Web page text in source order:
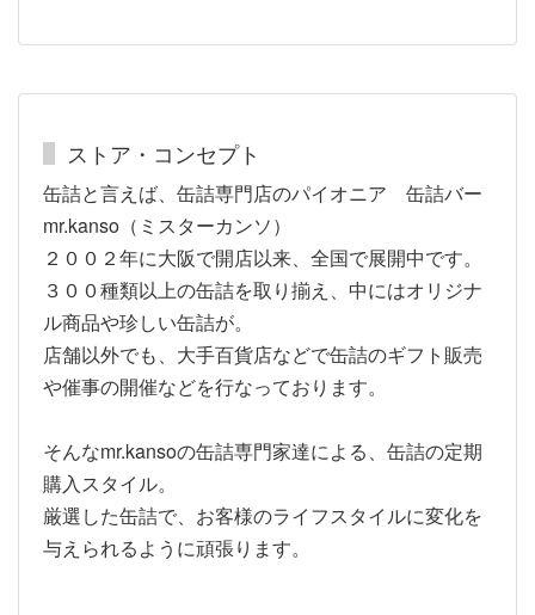
ストア・コンセプト
缶詰と言えば、缶詰専門店のパイオニア 缶詰バー
mr.kanso（ミスターカンソ）
２００２年に大阪で開店以来、全国で展開中です。
３００種類以上の缶詰を取り揃え、中にはオリジナ
ル商品や珍しい缶詰が。
店舗以外でも、大手百貨店などで缶詰のギフト販売
や催事の開催などを行なっております。
そんなmr.kansoの缶詰専門家達による、缶詰の定期
購入スタイル。
厳選した缶詰で、お客様のライフスタイルに変化を
与えられるように頑張ります。